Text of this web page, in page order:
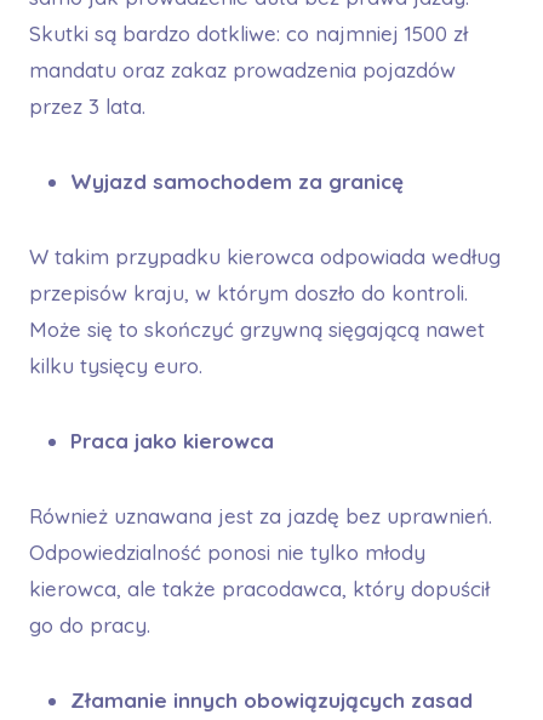
Skutki są bardzo dotkliwe: co najmniej 1500 zł
mandatu oraz zakaz prowadzenia pojazdów
przez 3 lata.
Wyjazd samochodem za granicę
W takim przypadku kierowca odpowiada według
przepisów kraju, w którym doszło do kontroli.
Może się to skończyć grzywną sięgającą nawet
kilku tysięcy euro.
Praca jako kierowca
Również uznawana jest za jazdę bez uprawnień.
Odpowiedzialność ponosi nie tylko młody
kierowca, ale także pracodawca, który dopuścił
go do pracy.
Złamanie innych obowiązujących zasad